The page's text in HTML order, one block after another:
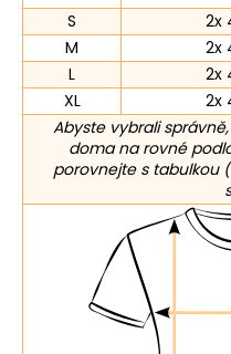
S
2x
M
2x
L
2x
XL
2x
Abyste vybrali
doma na rovné
porovnejte s tabulkou